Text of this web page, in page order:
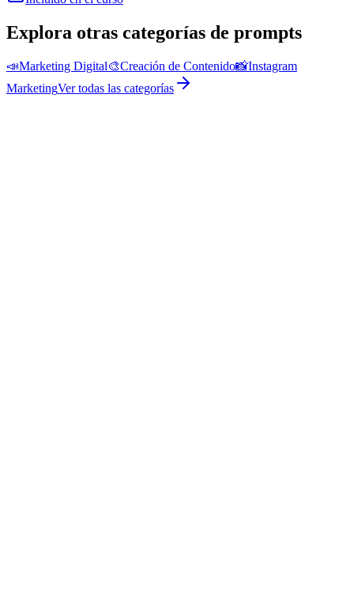
Explora otras categorías de prompts
📣Marketing Digital🎨Creación de Contenido📸Instagram
MarketingVer todas las categorías